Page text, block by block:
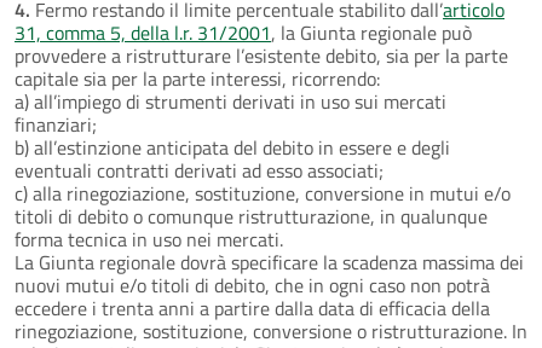
4. Fermo restando il limite percentuale stabilito dall’articolo
31, comma 5, della l.r. 31/2001, la Giunta regionale può
provvedere a ristrutturare l’esistente debito, sia per la parte
capitale sia per la parte interessi, ricorrendo:
a) all’impiego di strumenti derivati in uso sui mercati
finanziari;
b) all’estinzione anticipata del debito in essere e degli
eventuali contratti derivati ad esso associati;
c) alla rinegoziazione, sostituzione, conversione in mutui e/o
titoli di debito o comunque ristrutturazione, in qualunque
forma tecnica in uso nei mercati.
La Giunta regionale dovrà specificare la scadenza massima dei
nuovi mutui e/o titoli di debito, che in ogni caso non potrà
eccedere i trenta anni a partire dalla data di efficacia della
rinegoziazione, sostituzione, conversione o ristrutturazione. In